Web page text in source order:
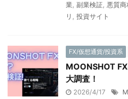
業 副業検証 悪質商
リ
投資サイト
FX/仮想通貨/投資系
MOONSHOT
大調査！
2026/4/17